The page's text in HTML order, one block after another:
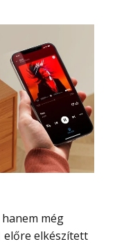
előre elkészített